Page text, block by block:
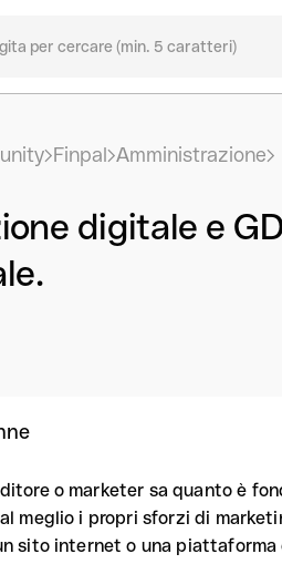
Finpal Amministrazione
digitale e
o marketer sa quanto è
meglio i propri sforzi di
sito internet o una